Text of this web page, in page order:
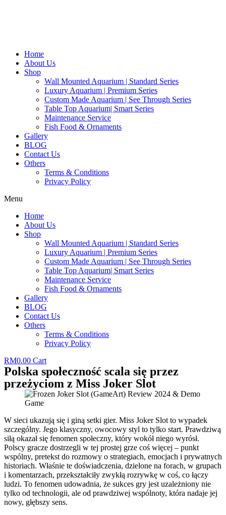
Home
About Us
Shop
Wall Mounted Aquarium | Standard Series
Luxury Aquarium | Premium Series
Custom Made Aquarium | See Through Series
Table Top Aquarium| Smart Series
Maintenance Service
Fish Food & Ornaments
Gallery
BLOG
Contact Us
Others
Terms & Conditions
Privacy Policy
Menu
Home
About Us
Shop
Wall Mounted Aquarium | Standard Series
Luxury Aquarium | Premium Series
Custom Made Aquarium | See Through Series
Table Top Aquarium| Smart Series
Maintenance Service
Fish Food & Ornaments
Gallery
BLOG
Contact Us
Others
Terms & Conditions
Privacy Policy
RM0.00 Cart
Polska społeczność scala się przez
przeżyciom z Miss Joker Slot
W sieci ukazują się i giną setki gier. Miss Joker Slot to wypadek
szczególny. Jego klasyczny, owocowy styl to tylko start. Prawdziwą
siłą okazał się fenomen społeczny, który wokół niego wyrósł.
Polscy gracze dostrzegli w tej prostej grze coś więcej – punkt
wspólny, pretekst do rozmowy o strategiach, emocjach i prywatnych
historiach. Właśnie te doświadczenia, dzielone na forach, w grupach
i komentarzach, przekształciły zwykłą rozrywkę w coś, co łączy
ludzi. To fenomen udowadnia, że sukces gry jest uzależniony nie
tylko od technologii, ale od prawdziwej wspólnoty, która nadaje jej
nowy, głębszy sens.